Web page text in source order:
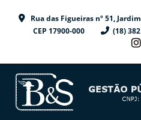
Rua das Figueiras nº 51,
CEP 17900-000
(18)